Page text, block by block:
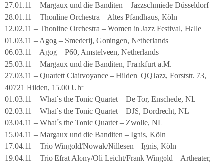
27.01.11 – Margaux und die Banditen – Jazzschmiede Düsseldorf
28.01.11 – Thonline Orchestra – Altes Pfandhaus, Köln
12.02.11 – Thonline Orchestra – Women in Jazz Festival, Halle
01.03.11 – Agog – Smederij, Goningen, Netherlands
06.03.11 – Agog – P60, Amstelveen, Netherlands
25.03.11 – Margaux und die Banditen, Frankfurt a.M.
27.03.11 – Quartett Clairvoyance – Hilden, QQJazz, Forststr. 73,
40721 Hilden, 15.00 Uhr
01.03.11 – What´s the Tonic Quartet – De Tor, Enschede, NL
02.03.11 – What´s the Tonic Quartet – DJS, Dordrecht, NL
03.04.11 – What´s the Tonic Quartet – Zwolle, NL
15.04.11 – Margaux und die Banditen – Ignis, Köln
17.04.11 – Trio Wingold/Nowak/Nillesen – Ignis, Köln
19.04.11 – Trio Efrat Alony/Oli Leicht/Frank Wingold – Artheater,